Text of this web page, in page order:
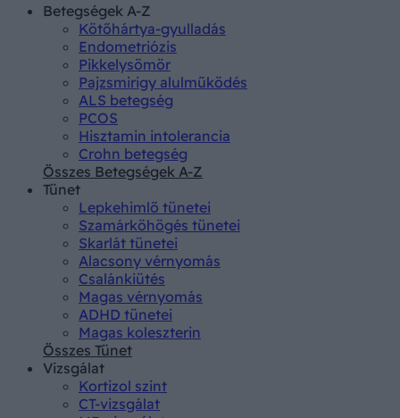
Betegségek A-Z
Kötőhártya-gyulladás
Endometriózis
Pikkelysömör
Pajzsmirigy alulműködés
ALS betegség
PCOS
Hisztamin intolerancia
Crohn betegség
Összes Betegségek A-Z
Tünet
Lepkehimlő tünetei
Szamárköhögés tünetei
Skarlát tünetei
Alacsony vérnyomás
Csalánkiütés
Magas vérnyomás
ADHD tünetei
Magas koleszterin
Összes Tünet
Vizsgálat
Kortizol szint
CT-vizsgálat